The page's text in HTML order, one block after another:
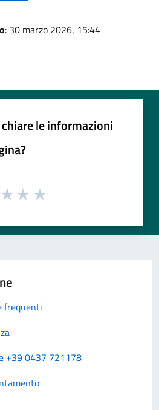
: 30 marzo 2026, 15:44
le informazioni
frequenti
+39 0437 721178